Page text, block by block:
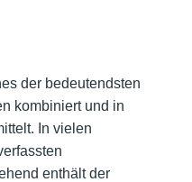
der bedeutendsten
kombiniert und in
In vielen
enthält der